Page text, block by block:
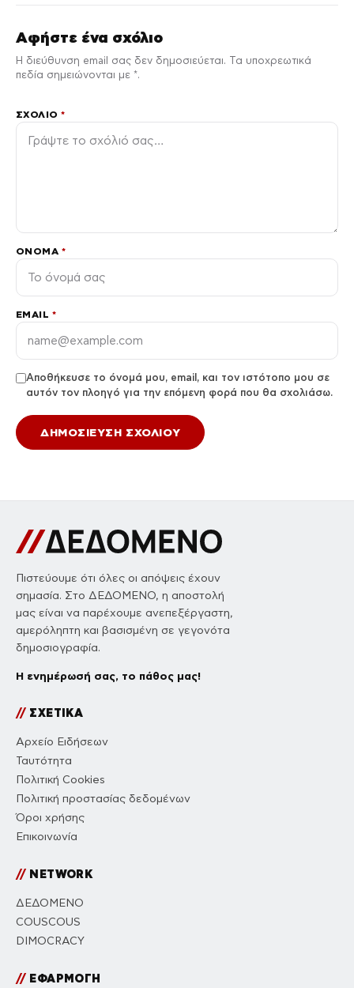
Αφήστε ένα σχόλιο
Η διεύθυνση email σας δεν δημοσιεύεται. Τα υποχρεωτικά
πεδία σημειώνονται με *.
ΣΧΌΛΙΟ*
ΌΝΟΜΑ *
EMAIL *
Αποθήκευσε το όνομά μου, email, και τον ιστότοπο μου σε
αυτόν τον πλοηγό για την επόμενη φορά που θα σχολιάσω.
Πιστεύουμε ότι όλες οι απόψεις έχουν
σημασία. Στο ΔΕΔΟΜΕΝΟ, η αποστολή
μας είναι να παρέχουμε ανεπεξέργαστη,
αμερόληπτη και βασισμένη σε γεγονότα
δημοσιογραφία.
Η ενημέρωσή σας, το πάθος μας!
//ΣΧΕΤΙΚΑ
Αρχείο Ειδήσεων
Ταυτότητα
Πολιτική Cookies
Πολιτική προστασίας δεδομένων
Όροι χρήσης
Επικοινωνία
//NETWORK
ΔΕΔΟΜΕΝΟ
COUSCOUS
DIMOCRACY
//ΕΦΑΡΜΟΓΗ